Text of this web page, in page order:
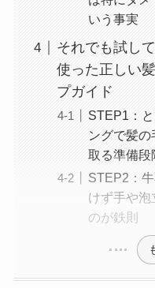
いう事実
それでも試し
使った正しい
プガイド
STEP1：
ングで髪の
取る準備段
STEP2：
けず手や泡
のが鉄則